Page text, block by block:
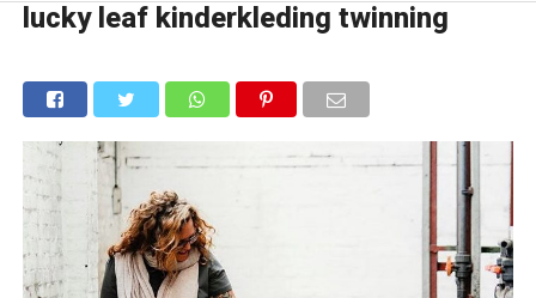
lucky leaf kinderkleding twinning